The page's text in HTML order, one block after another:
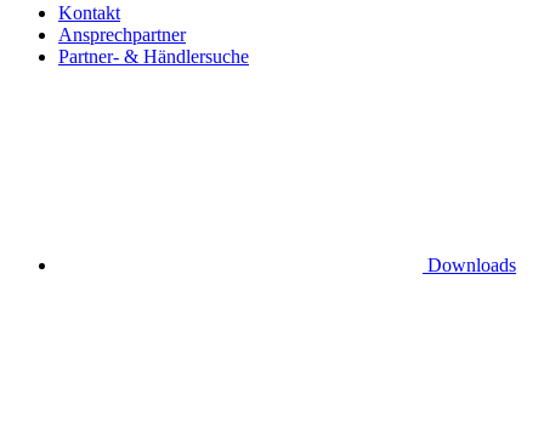
Kontakt
Ansprechpartner
Partner- & Händlersuche
Downloads